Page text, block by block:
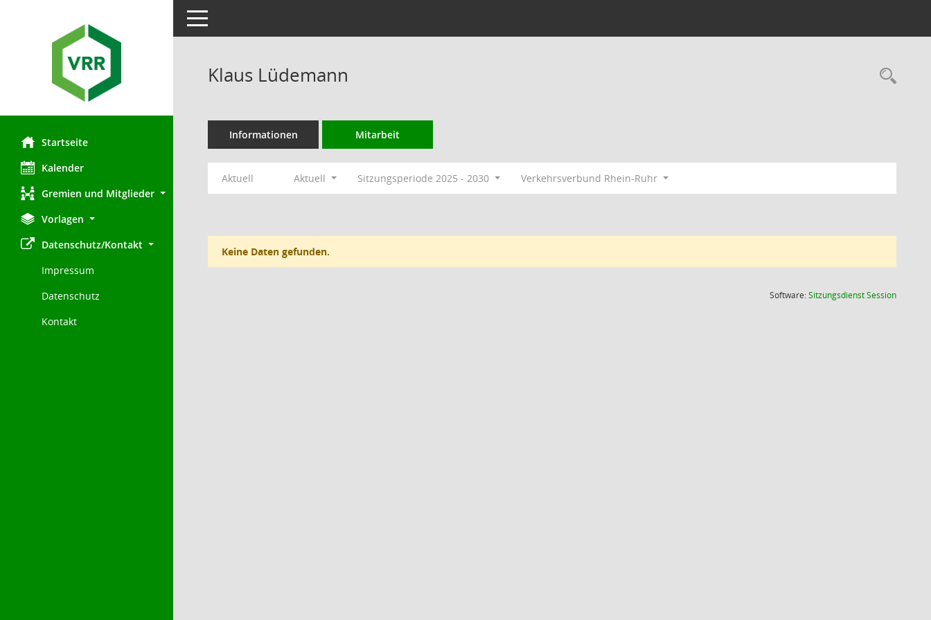
Startseite
Kalender
Gremien und Mitglieder
Vorlagen
Datenschutz/Kontakt
Impressum
Datenschutz
Kontakt
Toggle navigation
Klaus Lüdemann
Informationen Mitarbeit
Aktuell Aktuell Sitzungsperiode 2025 - 2030 Verkehrsverbund Rhein-Ruhr
Keine Daten gefunden.
Software:SitzungsdienstSession(Wird in